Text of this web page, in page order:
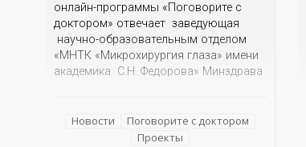
онлайн-программы «Поговорите с
доктором» отвечает заведующая
научно-образовательным отделом
«МНТК «Микрохирургия глаза» имени
академика С.Н. Федорова» Минздрава
проблемами зрения чаще всего
обращаются в детское отделение, как
Новости
Поговорите с доктором
Проекты